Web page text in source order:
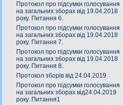
Протокол про підсумки голосування
на загальних зборах від 19.04.2018
року. Питання 6.
Протокол про підсумки голосування
на загальних зборах від 19.04.2018
року. Питання 7.
Протокол про підсумки голосування
на загальних зборах від 19.04.2018
року. Питання 8.
Протокол зборів від 24.04.2019
Протокол про підсумки голосування
на загальних зборах від24.04.2019
року. Питання1